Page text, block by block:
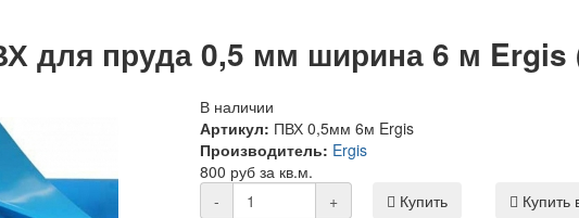
для пруда 0,5 мм ширина 6 м Ergis
В наличии
Артикул: ПВХ 0,5мм 6м Ergis
Производитель: Ergis
800 руб за кв.м.
-
+ Купить
Купить